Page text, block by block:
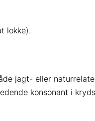
lokke).
jagt- eller
konsonant i